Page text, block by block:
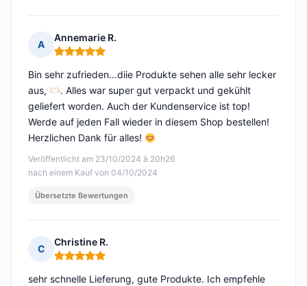
A
Annemarie R.
Hinweis: 5 von 5
Veröffentlicht am 23/10/2024 à 20h26
nach einem Kauf von 04/10/2024
Bin sehr zufrieden…diie Produkte sehen alle sehr lecker
aus,
. Alles war super gut verpackt und gekühlt
geliefert worden. Auch der Kundenservice ist top!
Werde auf jeden Fall wieder in diesem Shop bestellen!
Herzlichen Dank für alles!
Übersetzte Bewertungen
C
Christine R.
Hinweis: 5 von 5
sehr schnelle Lieferung, gute Produkte. Ich empfehle